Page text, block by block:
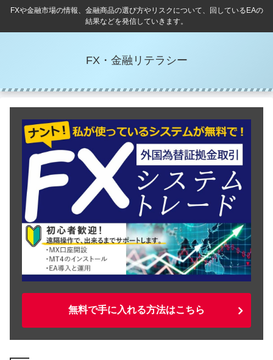
FXや金融市場の情報、金融商品の選び方やリスクについて、回しているEAの
結果などを発信していきます。
FX・金融リテラシー
無料で手に入れる方法はこちら